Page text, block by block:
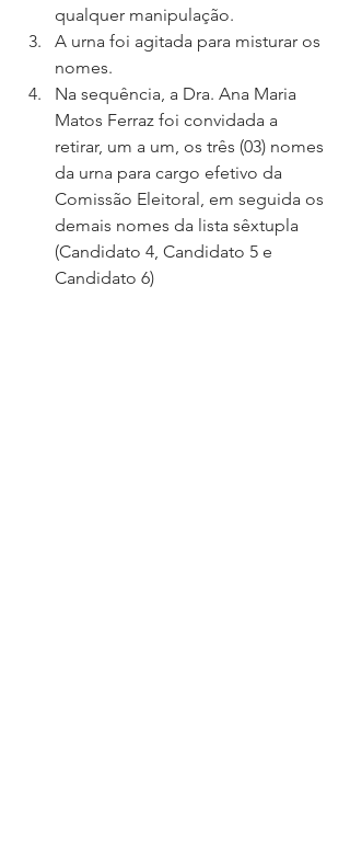
qualquer manipulação.
A urna foi agitada para misturar os
nomes.
Na sequência, a Dra. Ana Maria
Matos Ferraz foi convidada a
retirar, um a um, os três (03) nomes
da urna para cargo efetivo da
Comissão Eleitoral, em seguida os
demais nomes da lista sêxtupla
(Candidato 4, Candidato 5 e
Candidato 6)